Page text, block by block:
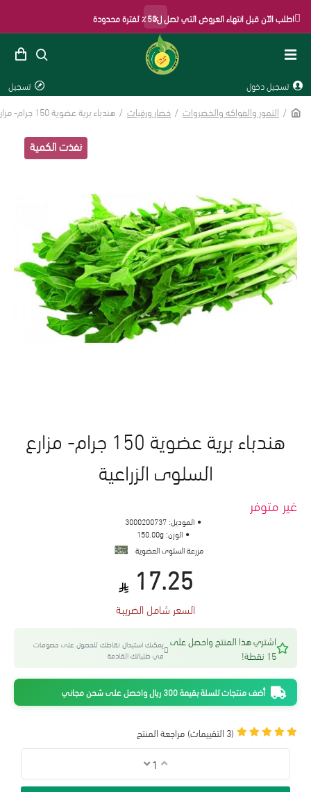
اطلب الآن قبل انتهاء العروض التي تصل ل50٪ لفترة محدودة ×
تسجيل دخول تسجيل
الرئيسية
التمور والفواكه والخضروات خضار ورقيات هندباء برية عضوية 150 جرام- مزارع السلوى الزراعية
غير متوفر
هندباء برية عضوية 150 جرام- مزارع
السلوى الزراعية
(3 التقييمات) مراجعة المنتج
17.25
السعر شامل الضريبة
الموديل: 3000200737
الوزن: 150.00g
مزرعة السلوى العضوية
اشتري هذا المنتج واحصل على
15 نقطة!
يمكنك استبدال نقاطك للحصول على خصومات
في طلباتك القادمة
أضف منتجات للسلة بقيمة 300 ريال واحصل على شحن مجاني